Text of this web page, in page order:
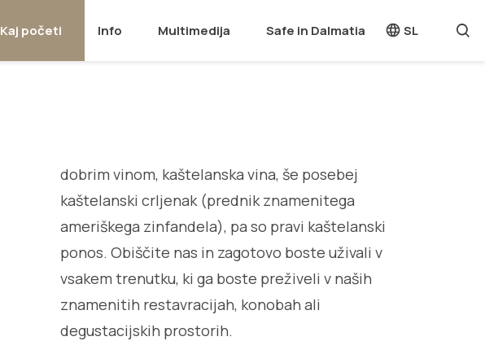
Kaj početi Info Multimedija Safe in Dalmatia SL
dobrim vinom, kaštelanska vina, še posebej
kaštelanski crljenak (prednik znamenitega
ameriškega zinfandela), pa so pravi kaštelanski
ponos. Obiščite nas in zagotovo boste uživali v
vsakem trenutku, ki ga boste preživeli v naših
znamenitih restavracijah, konobah ali
degustacijskih prostorih.